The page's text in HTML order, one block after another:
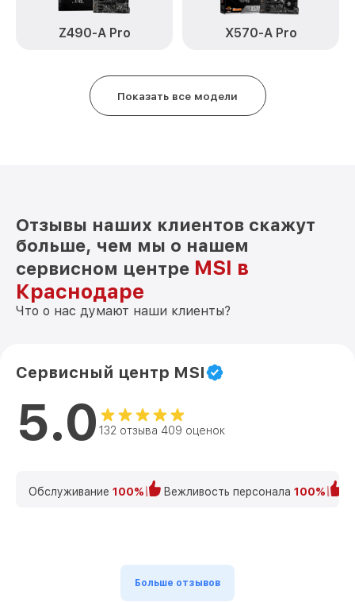
Z490-A Pro X570-A Pro
Показать все модели
Отзывы наших клиентов скажут
больше, чем мы о нашем
сервисном центре MSI в
Краснодаре
Что о нас думают наши клиенты?
Сервисный центр MSI
5.0 132 отзыва 409 оценок
Обслуживание 100% Вежливость персонала 100%
Больше отзывов